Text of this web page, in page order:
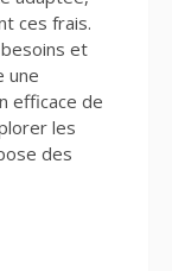
ces frais.
et
une
efficace de
les
des